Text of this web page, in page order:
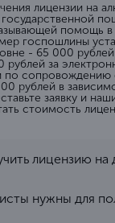
лицензии на
помощь
госпошлины
- 65 000
рублей за
по сопровождению
рублей в
заявку и
стоимость
лицензию на
нужны для